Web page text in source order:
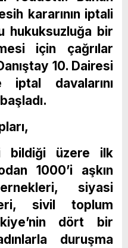
kararının iptali
hukuksuzluğa bir
için çağrılar
10. Dairesi
iptal davalarını
bildiği üzere ilk
1000’i aşkın
siyasi
sivil toplum
dört bir
duruşma